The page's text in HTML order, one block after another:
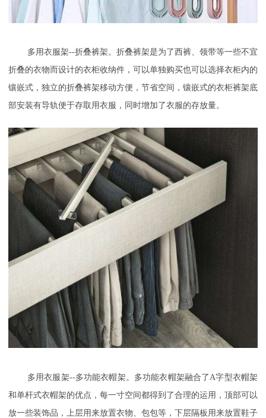
多用衣服架--折叠裤架。折叠裤架是为了西裤、领带等一些不宜
折叠的衣物而设计的衣柜收纳件，可以单独购买也可以选择衣柜内的
镶嵌式，独立的折叠裤架移动方便，节省空间，镶嵌式的衣柜裤架底
部安装有导轨便于存取用衣服，同时增加了衣服的存放量。
多用衣服架--多功能衣帽架。多功能衣帽架融合了A字型衣帽架
和单杆式衣帽架的优点，每一寸空间都得到了合理的运用，顶部可以
放一些装饰品，上层用来放置衣物、包包等，下层隔板用来放置鞋子